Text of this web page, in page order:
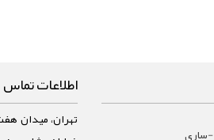
ساری
اطلاعات تماس
تهران، میدان